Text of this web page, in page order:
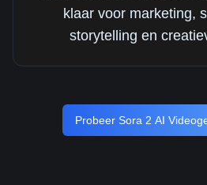
klaar voor marketing,
storytelling en
Probeer Sora 2 AI